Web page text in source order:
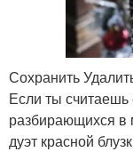
Сохранить
Если ты
разбирающихся в
дуэт красной